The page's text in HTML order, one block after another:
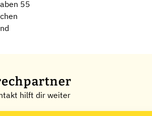
55
hilft dir weiter